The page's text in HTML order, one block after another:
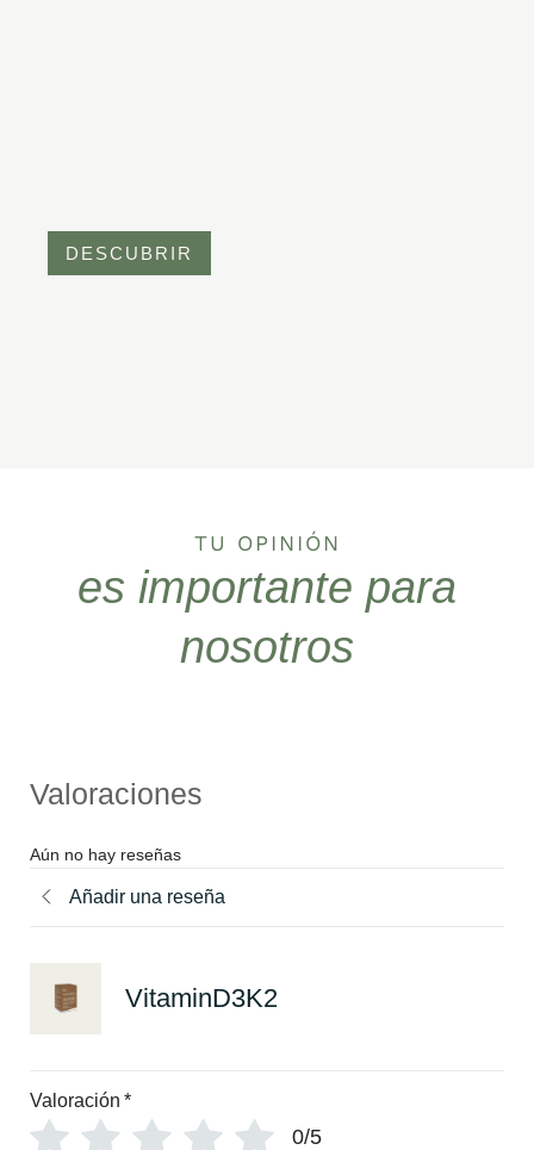
DESCUBRIR
TU OPINIÓN
es importante para
nosotros
Valoraciones
Aún no hay reseñas
Añadir una reseña
VitaminD3K2
Valoración *
0/5